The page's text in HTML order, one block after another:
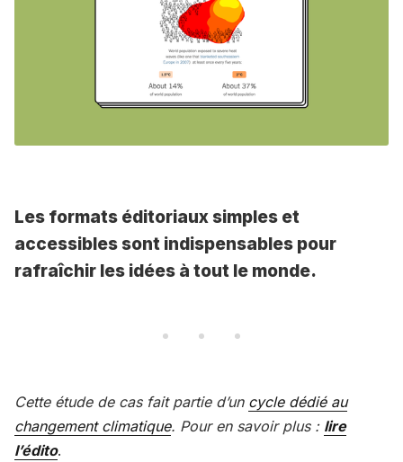
Les formats éditoriaux simples et
accessibles sont indispensables pour
rafraîchir les idées à tout le monde.
Cette étude de cas fait partie d’un cycle dédié au
changement climatique. Pour en savoir plus : lire
l’édito.